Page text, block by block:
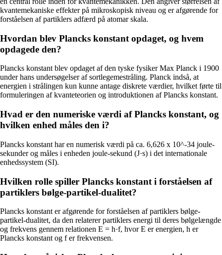
kvantemekaniske effekter på mikroskopisk niveau og er afgørende for
forståelsen af partiklers adfærd på atomar skala.
Hvordan blev Plancks konstant opdaget, og hvem
opdagede den?
Plancks konstant blev opdaget af den tyske fysiker Max Planck i 1900
under hans undersøgelser af sortlegemestråling. Planck indså, at
energien i strålingen kun kunne antage diskrete værdier, hvilket førte til
formuleringen af kvanteteorien og introduktionen af Plancks konstant.
Hvad er den numeriske værdi af Plancks konstant, og
hvilken enhed måles den i?
Plancks konstant har en numerisk værdi på ca. 6,626 x 10^-34 joule-
sekunder og måles i enheden joule-sekund (J·s) i det internationale
enhedssystem (SI).
Hvilken rolle spiller Plancks konstant i forståelsen af
partiklers bølge-partikel-dualitet?
Plancks konstant er afgørende for forståelsen af partiklers bølge-
partikel-dualitet, da den relaterer partiklers energi til deres bølgelængde
og frekvens gennem relationen E = h·f, hvor E er energien, h er
Plancks konstant og f er frekvensen.